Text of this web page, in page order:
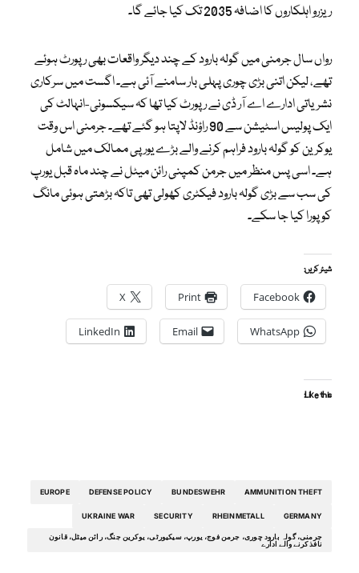
ریزرو اہلکاروں کا اضافہ 2035 تک کیا جائے گا۔
رواں سال جرمنی میں گولہ بارود کے چند دیگر واقعات بھی رپورٹ ہوئے
تھے، لیکن اتنی بڑی چوری پہلی بار سامنے آئی ہے۔ اگست میں سرکاری
نشریاتی ادارے اے آر ڈی نے رپورٹ کیا تھا کہ سیکسونی-انہالٹ کی
ایک پولیس اسٹیشن سے 90 راؤنڈ لاپتا ہو گئے تھے۔ جرمنی اس وقت
یوکرین کو گولہ بارود فراہم کرنے والے بڑے یورپی ممالک میں شامل
ہے۔ اسی پس منظر میں جرمن کمپنی رائن میٹل نے چند ماہ قبل یورپ
کی سب سے بڑی گولہ بارود فیکٹری کھولی تھی تاکہ بڑھتی ہوئی مانگ
کو پورا کیا جا سکے۔
شیئر کریں:
Facebook
Print
X
WhatsApp
Email
LinkedIn
Like this:
AMMUNITION THEFT
BUNDESWEHR
DEFENSE POLICY
EUROPE
GERMANY
RHEINMETALL
SECURITY
UKRAINE WAR
جرمنی، گولہ بارود چوری، جرمن فوج، یورپ، سیکیورٹی، یوکرین جنگ، رائن میٹل، قانون
نافذ کرنے والے ادارے